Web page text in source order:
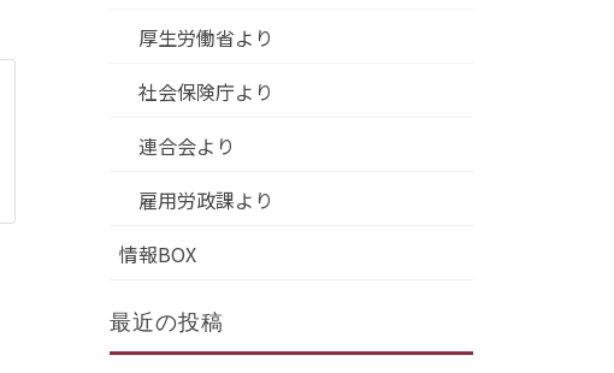
厚生労働省より
社会保険庁より
連合会より
雇用労政課より
情報BOX
最近の投稿